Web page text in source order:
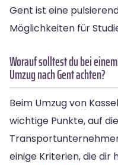
Gent ist eine
Möglichkeiten für
Worauf solltest du bei
Umzug nach Gent achten?
Beim Umzug von
wichtige Punkte, auf
einige Kriterien, die dir